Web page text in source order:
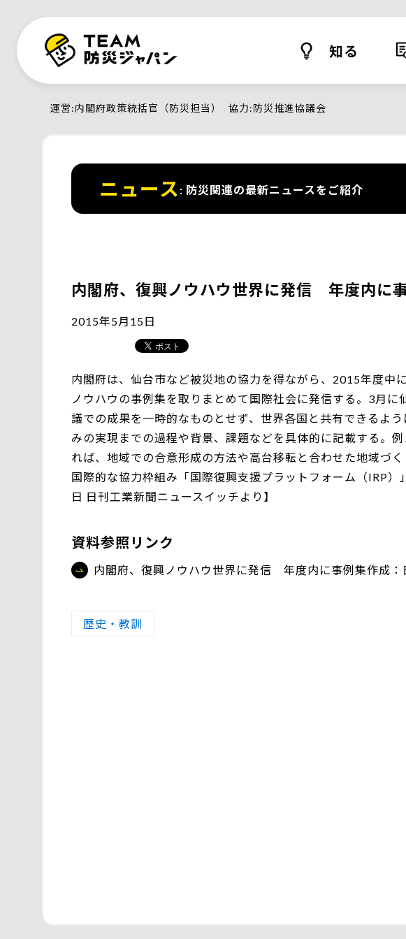
知る
運営 内閣府政策統括官（防災担当） 協力 防災推進協議会
ニュース 防災関連の最新ニュースをご紹介
内閣府、復興ノウハウ世界に発信 年度内に
2015年5月15日
内閣府は、仙台市など被災地の協力を得ながら、2015年度中
ノウハウの事例集を取りまとめて国際社会に発信する。3月
議での成果を一時的なものとせず、世界各国と共有できるよ
みの実現までの過程や背景、課題などを具体的に記載する。
れば、地域での合意形成の方法や高台移転と合わせた地域づ
国際的な協力枠組み「国際復興支援プラットフォーム（IRP
日 日刊工業新聞ニュースイッチより】
資料参照リンク
内閣府、復興ノウハウ世界に発信 年度内に事例集作成：
歴史・教訓